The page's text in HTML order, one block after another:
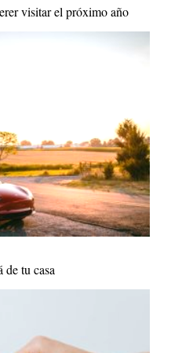
visitar el próximo año
de tu casa